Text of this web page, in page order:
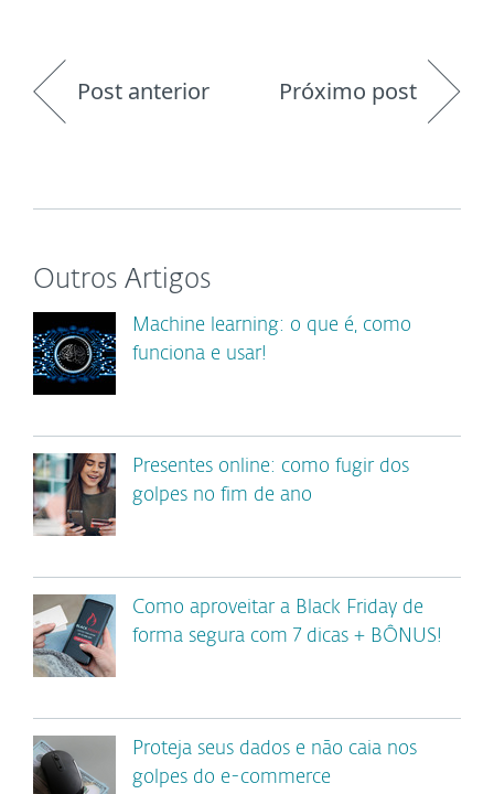
Post anterior Próximo post
Outros Artigos
Machine learning: o que é, como
funciona e usar!
Presentes online: como fugir dos
golpes no fim de ano
Como aproveitar a Black Friday de
forma segura com 7 dicas + BÔNUS!
Proteja seus dados e não caia nos
golpes do e-commerce